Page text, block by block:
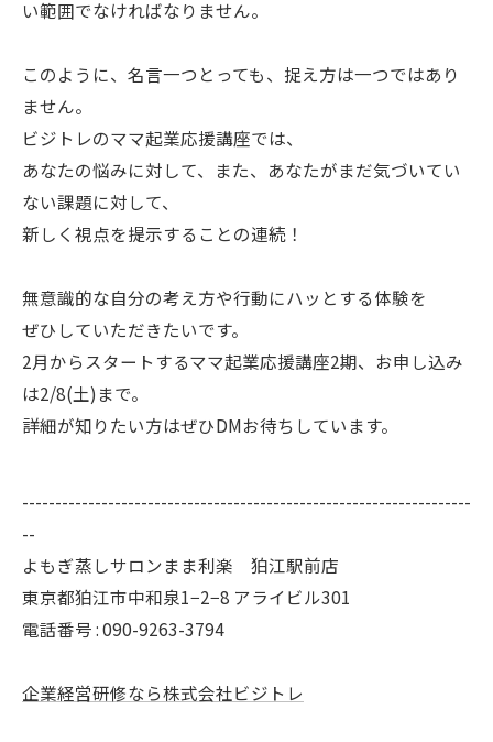
い範囲でなければなりません。
このように、名言一つとっても、捉え方は一つではあり
ません。
ビジトレのママ起業応援講座では、
あなたの悩みに対して、また、あなたがまだ気づいてい
ない課題に対して、
新しく視点を提示することの連続！
無意識的な自分の考え方や行動にハッとする体験を
ぜひしていただきたいです。
2月からスタートするママ起業応援講座2期、お申し込み
は2/8(土)まで。
詳細が知りたい方はぜひDMお待ちしています。
--------------------------------------------------------------------
--
よもぎ蒸しサロンまま利楽 狛江駅前店
東京都狛江市中和泉1−2−8 アライビル301
電話番号 : 090-9263-3794
企業経営研修なら株式会社ビジトレ